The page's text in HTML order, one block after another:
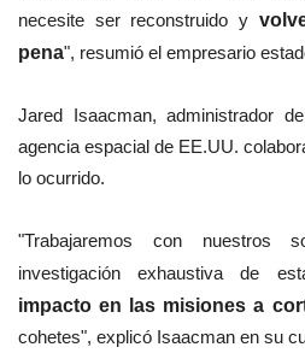
necesite ser reconstruido y
pena", resumió el empresario
Jared Isaacman, administrador
agencia espacial de EE.UU.
lo ocurrido.
"Trabajaremos con nuestros
investigación exhaustiva de
impacto en las misiones a
cohetes", explicó Isaacman en su